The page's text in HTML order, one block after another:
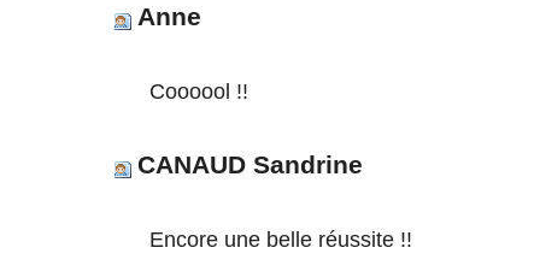
Anne
Coooool !!
CANAUD Sandrine
Encore une belle réussite !!